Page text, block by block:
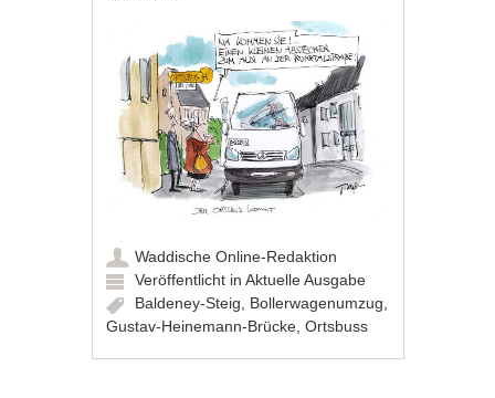
Waddische Online-Redaktion
Veröffentlicht inAktuelle Ausgabe
Baldeney-Steig, Bollerwagenumzug,
Gustav-Heinemann-Brücke,Ortsbuss